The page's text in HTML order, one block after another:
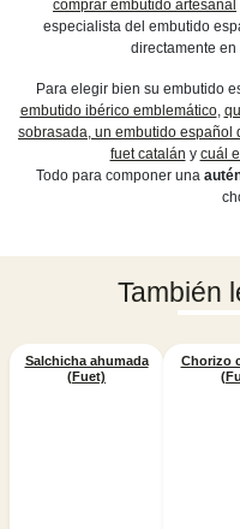
comprar embutido artesanal
especialista del embutido
directamente
Para elegir bien su embutido
embutido ibérico emblemático,
sobrasada, un embutido español
fuet catalán y cuál
Todo para componer una
También
Salchicha ahumada
(Fuet)
Chorizo